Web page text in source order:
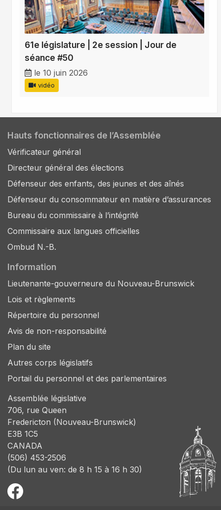
61e législature | 2e session | Jour de
séance #50
le 10 juin 2026
vidéo
Hauts fonctionnaires de l’Assemblée
Vérificateur général
Directeur général des élections
Défenseur des enfants, des jeunes et des aînés
Défenseur du consommateur en matière d’assurances
Bureau du commissaire à l’intégrité
Commissaire aux langues officielles
Ombud N.-B.
Information
Lieutenante-gouverneure du Nouveau-Brunswick
Lois et règlements
Répertoire du personnel
Avis de non-responsabilité
Plan du site
Autres corps législatifs
Portail du personnel et des parlementaires
Assemblée législative
706, rue Queen
Fredericton (Nouveau-Brunswick)
E3B 1C5
CANADA
(506) 453-2506
(Du lun au ven: de 8 h 15 à 16 h 30)